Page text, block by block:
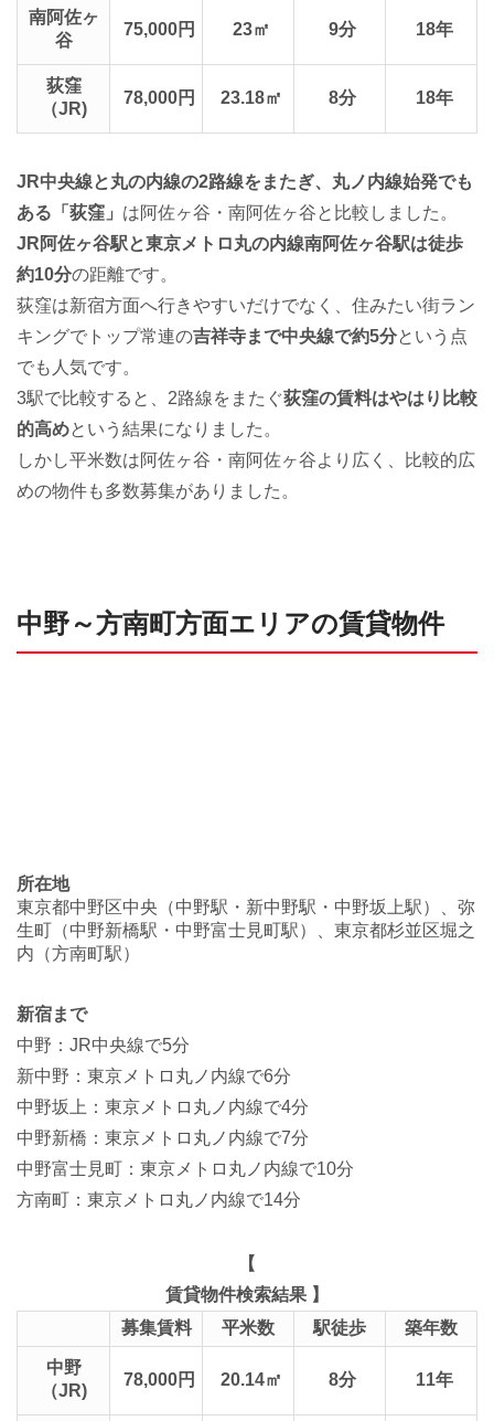
南阿佐ヶ
谷
75,000円 23㎡ 9分 18年
荻窪
（JR)
78,000円 23.18㎡ 8分 18年
JR中央線と丸の内線の2路線をまたぎ、丸ノ内線始発でも
ある「荻窪」 は阿佐ヶ谷・南阿佐ヶ谷と比較しました。
JR阿佐ヶ谷駅と東京メトロ丸の内線南阿佐ヶ谷駅は徒歩
約10分の距離です。
荻窪は新宿方面へ行きやすいだけでなく、住みたい街ラン
キングでトップ常連の吉祥寺まで中央線で約5分という点
でも人気です。
3駅で比較すると、2路線をまたぐ荻窪の賃料はやはり比較
的高めという結果になりました。
しかし平米数は阿佐ヶ谷・南阿佐ヶ谷より広く、比較的広
めの物件も多数募集がありました。
中野～方南町方面エリアの賃貸物件
所在地
東京都中野区中央（中野駅・新中野駅・中野坂上駅）、弥
生町（中野新橋駅・中野富士見町駅）、東京都杉並区堀之
内（方南町駅）
新宿まで
中野：JR中央線で5分
新中野：東京メトロ丸ノ内線で6分
中野坂上：東京メトロ丸ノ内線で4分
中野新橋：東京メトロ丸ノ内線で7分
中野富士見町：東京メトロ丸ノ内線で10分
方南町：東京メトロ丸ノ内線で14分
【
賃貸物件検索結果 】
募集賃料
平米数 駅徒歩 築年数
中野
（JR)
78,000円 20.14㎡ 8分 11年